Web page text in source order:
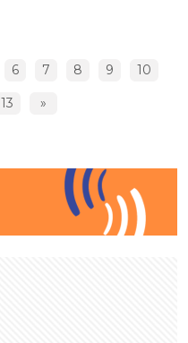
6 7 8 9 10
13 »